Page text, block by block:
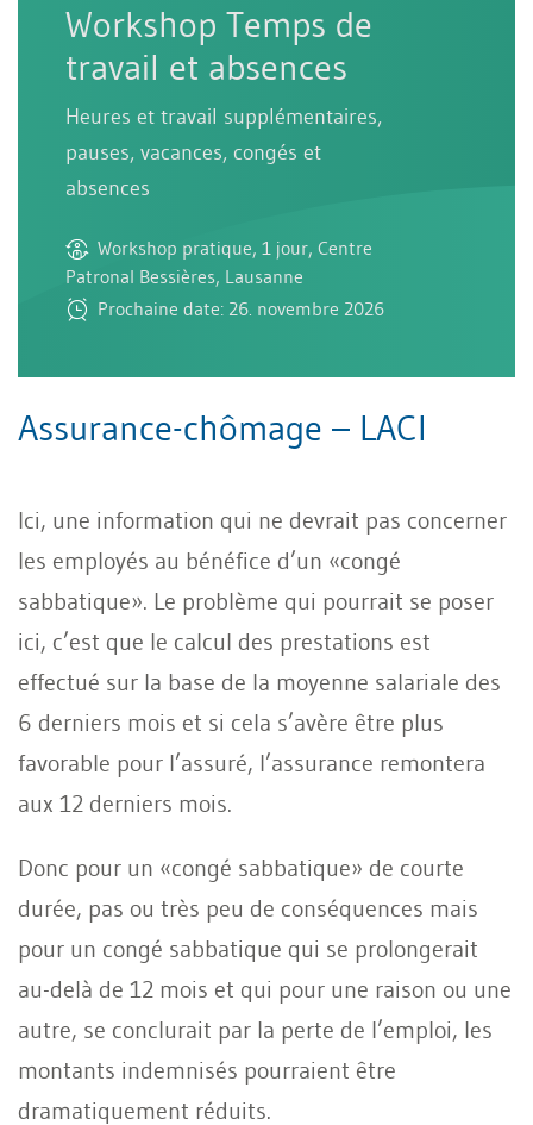
Workshop Temps de
travail et absences
Heures et travail supplémentaires,
pauses, vacances, congés et
absences
Workshop pratique, 1 jour, Centre
Patronal Bessières, Lausanne
Prochaine date: 26. novembre 2026
Assurance-chômage – LACI
Ici, une information qui ne devrait pas concerner
les employés au bénéfice d’un «congé
sabbatique». Le problème qui pourrait se poser
ici, c’est que le calcul des prestations est
effectué sur la base de la moyenne salariale des
6 derniers mois et si cela s’avère être plus
favorable pour l’assuré, l’assurance remontera
aux 12 derniers mois.
Donc pour un «congé sabbatique» de courte
durée, pas ou très peu de conséquences mais
pour un congé sabbatique qui se prolongerait
au-delà de 12 mois et qui pour une raison ou une
autre, se conclurait par la perte de l’emploi, les
montants indemnisés pourraient être
dramatiquement réduits.